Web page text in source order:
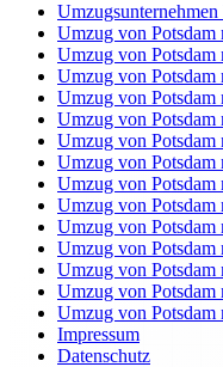
Umzugsunternehmen
Umzug von Potsdam
Umzug von Potsdam
Umzug von Potsdam
Umzug von Potsdam
Umzug von
Umzug von Potsdam
Umzug von Potsdam
Umzug von Potsdam
Umzug von Potsdam
Umzug von Potsdam
Umzug von Potsdam
Umzug von Potsdam
Umzug von Potsdam
Umzug von Potsdam
Impressum
Datenschutz